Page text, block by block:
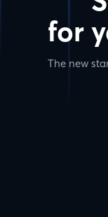
for
The new